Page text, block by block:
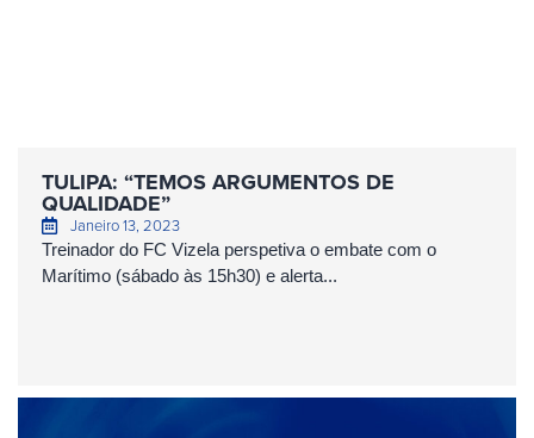
TULIPA: “TEMOS ARGUMENTOS DE
QUALIDADE”
Janeiro 13, 2023
Treinador do FC Vizela perspetiva o embate com o
Marítimo (sábado às 15h30) e alerta...